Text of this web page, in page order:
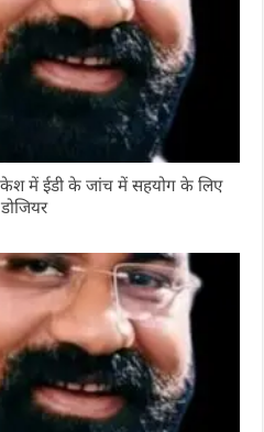
केश में ईडी के जांच में सहयोग के लिए